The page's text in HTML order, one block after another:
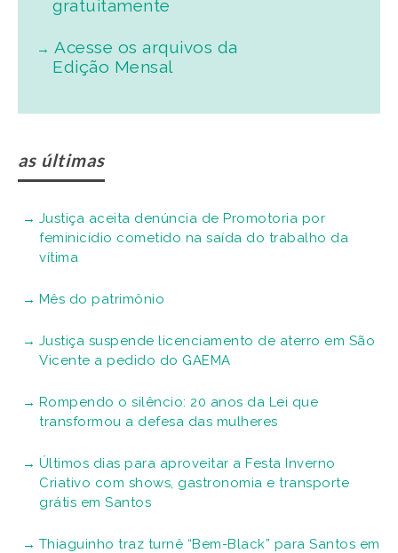
gratuitamente
Acesse os arquivos da
Edição Mensal
as últimas
Justiça aceita denúncia de Promotoria por
feminicídio cometido na saída do trabalho da
vítima
Mês do patrimônio
Justiça suspende licenciamento de aterro em São
Vicente a pedido do GAEMA
Rompendo o silêncio: 20 anos da Lei que
transformou a defesa das mulheres
Últimos dias para aproveitar a Festa Inverno
Criativo com shows, gastronomia e transporte
grátis em Santos
Thiaguinho traz turnê “Bem-Black” para Santos em